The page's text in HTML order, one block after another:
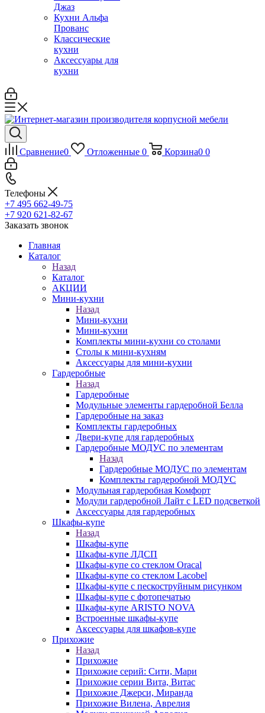
Джаз
Кухни Альфа
Прованс
Классические
кухни
Аксессуары для
кухни
Сравнение0 Отложенные 0 Корзина0 0
Телефоны
+7 495 662-49-75
+7 920 621-82-67
Заказать звонок
Главная
Каталог
Назад
Каталог
АКЦИИ
Мини-кухни
Назад
Мини-кухни
Мини-кухни
Комплекты мини-кухни со столами
Столы к мини-кухням
Аксессуары для мини-кухни
Гардеробные
Назад
Гардеробные
Модульные элементы гардеробной Белла
Гардеробные на заказ
Комплекты гардеробных
Двери-купе для гардеробных
Гардеробные МОДУС по элементам
Назад
Гардеробные МОДУС по элементам
Комплекты гардеробной МОДУС
Модульная гардеробная Комфорт
Модули гардеробной Лайт с LED подсветкой
Аксессуары для гардеробных
Шкафы-купе
Назад
Шкафы-купе
Шкафы-купе ЛДСП
Шкафы-купе со стеклом Oracal
Шкафы-купе со стеклом Lacobel
Шкафы-купе с пескоструйным рисунком
Шкафы-купе с фотопечатью
Шкафы-купе ARISTO NOVA
Встроенные шкафы-купе
Аксессуары для шкафов-купе
Прихожие
Назад
Прихожие
Прихожие серий: Сити, Мари
Прихожие серии Вита, Витас
Прихожие Джерси, Миранда
Прихожие Вилена, Аврелия